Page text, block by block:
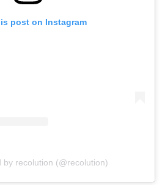
post on Instagram
by recolution (@recolution)